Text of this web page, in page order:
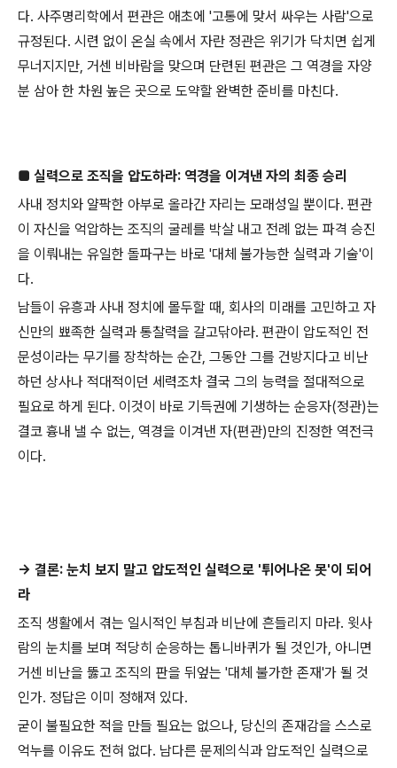
다. 사주명리학에서 편관은 애초에 '고통에 맞서 싸우는 사람'으로
규정된다. 시련 없이 온실 속에서 자란 정관은 위기가 닥치면 쉽게
무너지지만, 거센 비바람을 맞으며 단련된 편관은 그 역경을 자양
분 삼아 한 차원 높은 곳으로 도약할 완벽한 준비를 마친다.
■ 실력으로 조직을 압도하라: 역경을 이겨낸 자의 최종 승리
사내 정치와 얄팍한 아부로 올라간 자리는 모래성일 뿐이다. 편관
이 자신을 억압하는 조직의 굴레를 박살 내고 전례 없는 파격 승진
을 이뤄내는 유일한 돌파구는 바로 '대체 불가능한 실력과 기술'이
다.
남들이 유흥과 사내 정치에 몰두할 때, 회사의 미래를 고민하고 자
신만의 뾰족한 실력과 통찰력을 갈고닦아라. 편관이 압도적인 전
문성이라는 무기를 장착하는 순간, 그동안 그를 건방지다고 비난
하던 상사나 적대적이던 세력조차 결국 그의 능력을 절대적으로
필요로 하게 된다. 이것이 바로 기득권에 기생하는 순응자(정관)는
결코 흉내 낼 수 없는, 역경을 이겨낸 자(편관)만의 진정한 역전극
이다.
→ 결론: 눈치 보지 말고 압도적인 실력으로 '튀어나온 못'이 되어
라
조직 생활에서 겪는 일시적인 부침과 비난에 흔들리지 마라. 윗사
람의 눈치를 보며 적당히 순응하는 톱니바퀴가 될 것인가, 아니면
거센 비난을 뚫고 조직의 판을 뒤엎는 '대체 불가한 존재'가 될 것
인가. 정답은 이미 정해져 있다.
굳이 불필요한 적을 만들 필요는 없으나, 당신의 존재감을 스스로
억누를 이유도 전혀 없다. 남다른 문제의식과 압도적인 실력으로